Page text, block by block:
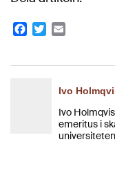
Facebook
TwitterEmail
Ivo
Ivo
emeritus i